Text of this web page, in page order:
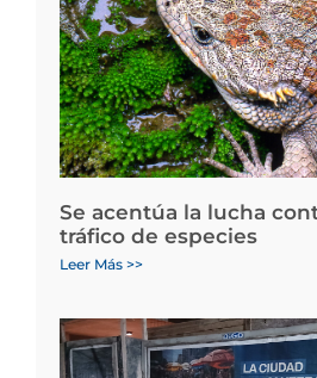
Se acentúa la lucha
tráfico de especies
Leer Más >>